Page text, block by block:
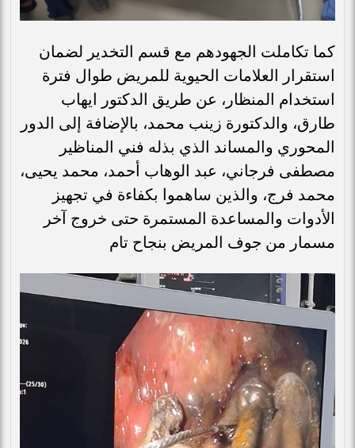
كما تكاملت الجهودهم مع قسم التخدير لضمان
استقرار العلامات الحيوية للمريض طوال فترة
استخدام المنظار، عن طريق الدكتور ايهاب
طارق، والدكتورة زينب محمد، بالإضافة إلى الدور
المحوري والمساند الذي بذله فني المناظير
مصطفى فرجاني، عبد الوهاب أحمد، محمد يحيى،
محمد فرج، والذين ساهموا بكفاءة في تجهيز
الأدوات والمساعدة المستمرة حتى خروج آخر
مسمار من جوف المريض بنجاح تام